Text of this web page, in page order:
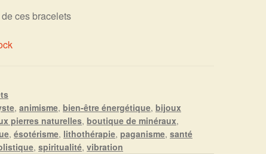
ces bracelets
,animisme,bien-être énergétique,bijoux
pierres naturelles,boutique de minéraux,
,ésotérisme, lithothérapie,paganisme,santé
,spiritualité,vibration